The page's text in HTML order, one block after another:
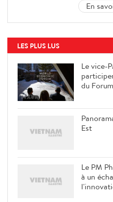
En
LES PLUS LUS
Le vice-
du
Est
Le PM
à un